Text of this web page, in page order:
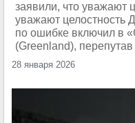
заявили, что уважают
уважают целостность
по ошибке включил в
(Greenland), перепутав
28 января 2026